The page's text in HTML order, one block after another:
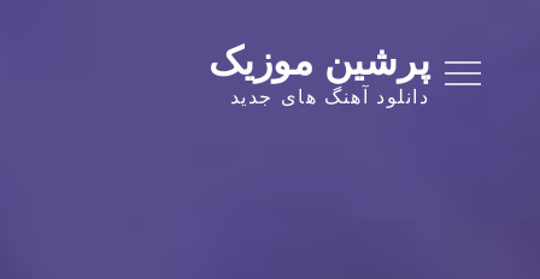
content
پرشین موزیک
دانلود آهنگ های جدید